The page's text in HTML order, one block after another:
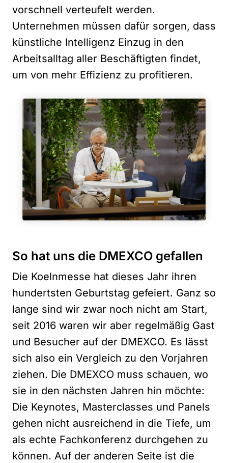
vorschnell verteufelt werden.
Unternehmen müssen dafür sorgen, dass
künstliche Intelligenz Einzug in den
Arbeitsalltag aller Beschäftigten findet,
um von mehr Effizienz zu profitieren.
So hat uns die DMEXCO gefallen
Die Koelnmesse hat dieses Jahr ihren
hundertsten Geburtstag gefeiert. Ganz so
lange sind wir zwar noch nicht am Start,
seit 2016 waren wir aber regelmäßig Gast
und Besucher auf der DMEXCO. Es lässt
sich also ein Vergleich zu den Vorjahren
ziehen. Die DMEXCO muss schauen, wo
sie in den nächsten Jahren hin möchte:
Die Keynotes, Masterclasses und Panels
gehen nicht ausreichend in die Tiefe, um
als echte Fachkonferenz durchgehen zu
können. Auf der anderen Seite ist die